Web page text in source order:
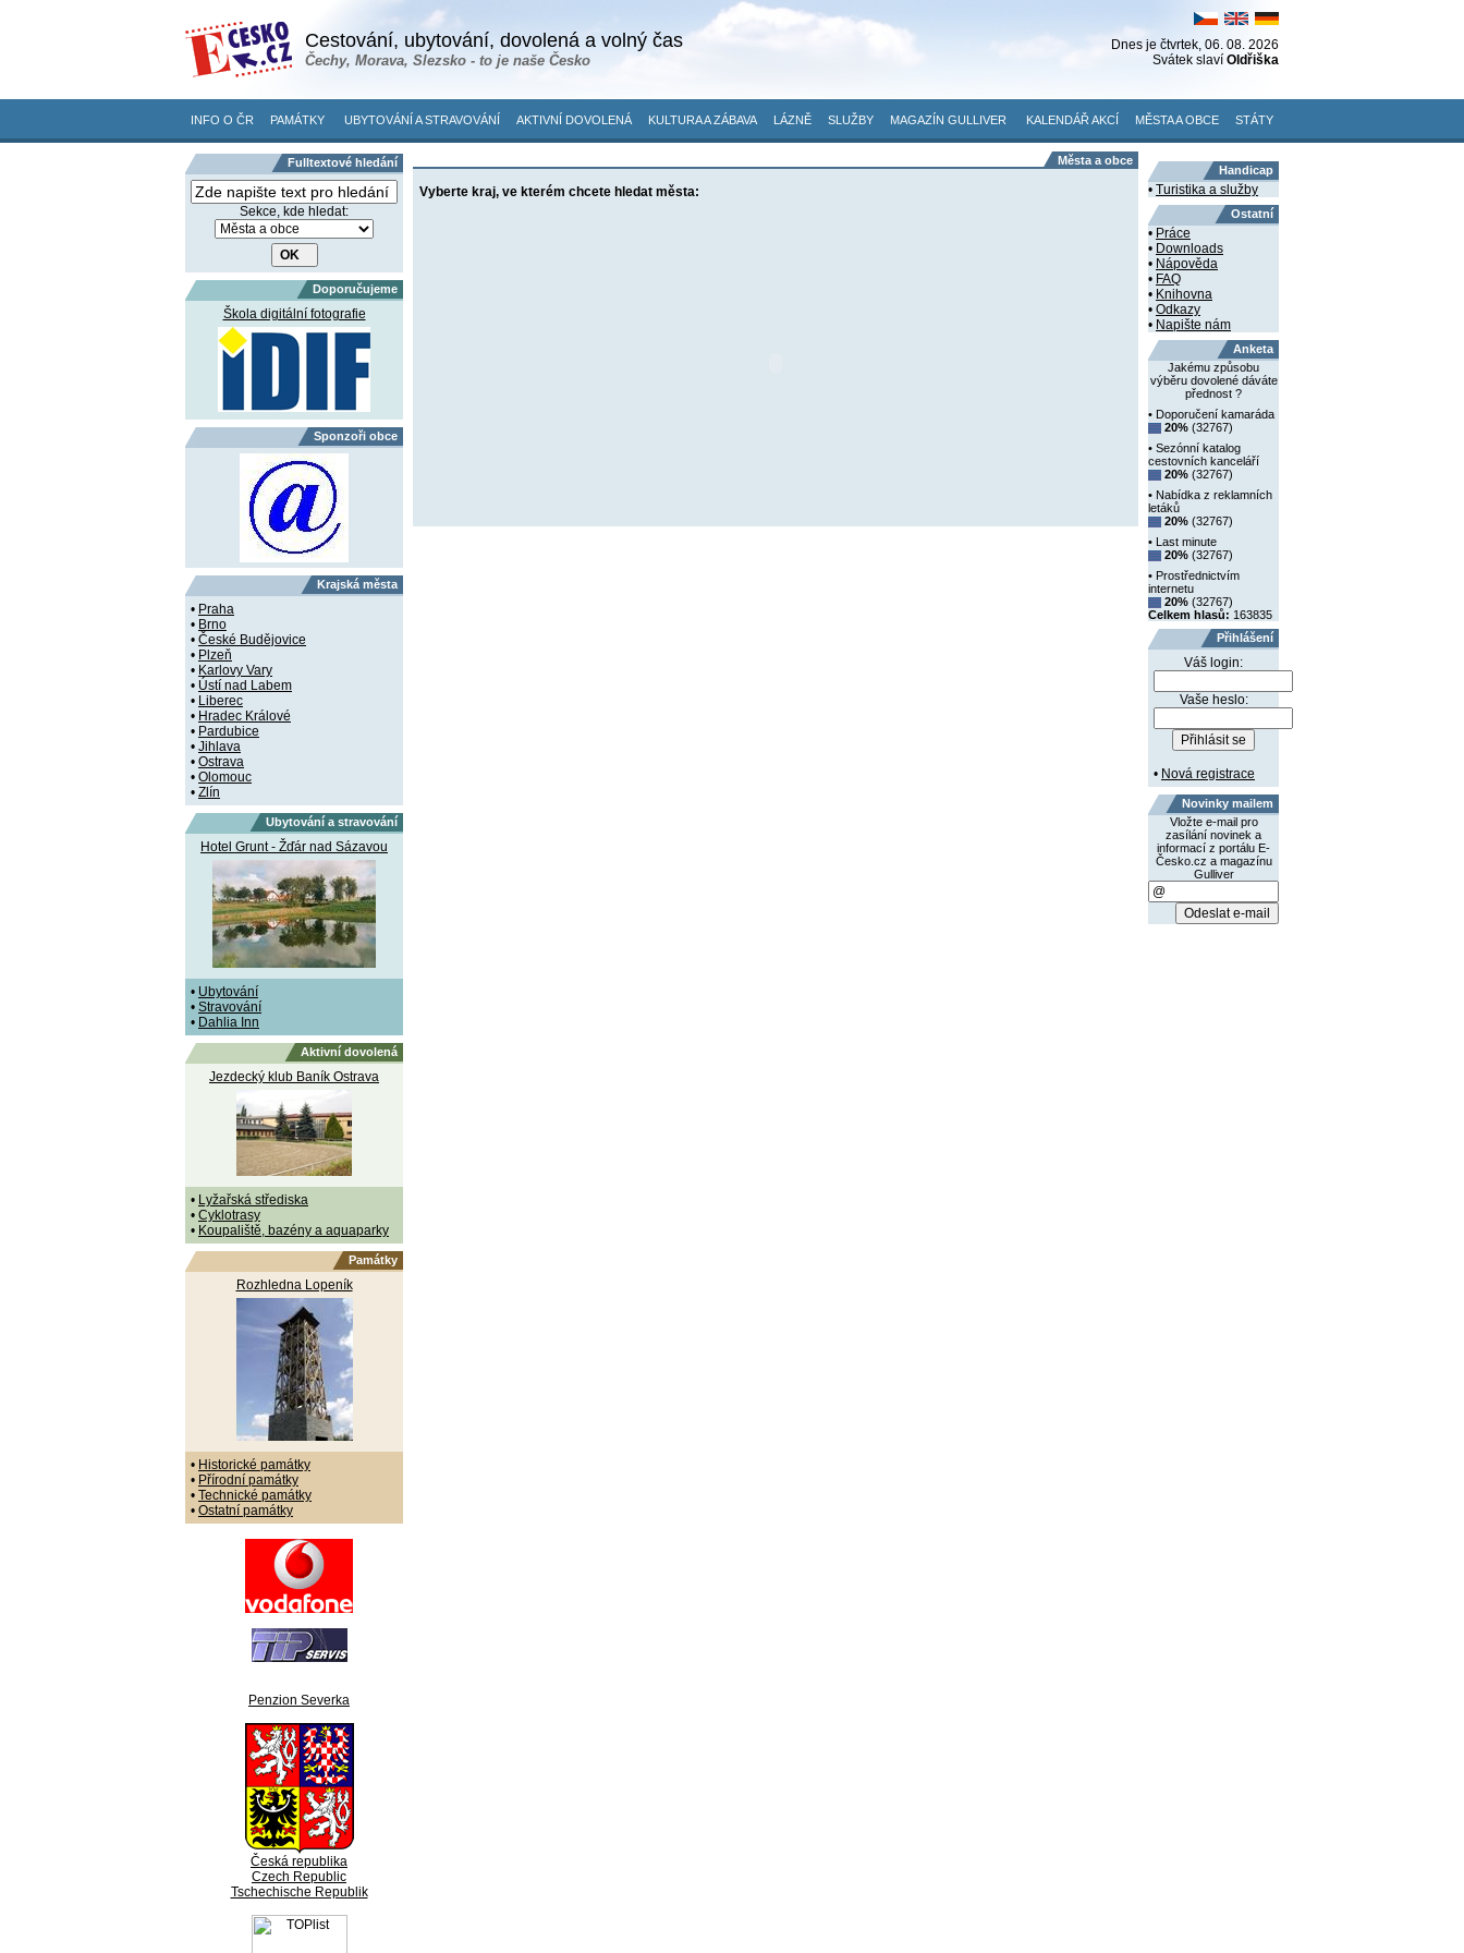
Cestování, ubytování, dovolená a volný čas
Čechy, Morava, Slezsko - to je naše Česko
Dnes je čtvrtek, 06. 08. 2026
Svátek slaví Oldřiška
INFO O ČR PAMÁTKY UBYTOVÁNÍ A STRAVOVÁNÍ AKTIVNÍ DOVOLENÁ KULTURA A ZÁBAVA LÁZNĚ SLUŽBY MAGAZÍN GULLIVER KALENDÁŘ AKCÍ MĚSTA A OBCE STÁTY
Fulltextové hledání
Sekce, kde hledat:
Doporučujeme
Škola digitální fotografie
Sponzoři obce
Krajská města
• Praha
• Brno
• České Budějovice
• Plzeň
• Karlovy Vary
• Ústí nad Labem
• Liberec
• Hradec Králové
• Pardubice
• Jihlava
• Ostrava
• Olomouc
• Zlín
Ubytování a stravování
Hotel Grunt - Žďár nad Sázavou
• Ubytování
• Stravování
• Dahlia Inn
Aktivní dovolená
Jezdecký klub Baník Ostrava
• Lyžařská střediska
• Cyklotrasy
• Koupaliště, bazény a aquaparky
Památky
Rozhledna Lopeník
• Historické památky
• Přírodní památky
• Technické památky
• Ostatní památky
Penzion Severka
Česká republika
Czech Republic
Tschechische Republik
Města a obce
Vyberte kraj, ve kterém chcete hledat města:
Handicap
• Turistika a služby
Ostatní
• Práce
• Downloads
• Nápověda
• FAQ
• Knihovna
• Odkazy
• Napište nám
Anketa
Jakému způsobu
výběru dovolené dáváte
přednost ?
• Doporučení kamaráda
20% (32767)
• Sezónní katalog
cestovních kanceláří
20% (32767)
• Nabídka z reklamních
letáků
20% (32767)
• Last minute
20% (32767)
• Prostřednictvím
internetu
20% (32767)
Celkem hlasů: 163835
Přihlášení
Váš login:
Vaše heslo:
• Nová registrace
Novinky mailem
Vložte e-mail pro
zasílání novinek a
informací z portálu E-
Česko.cz a magazínu
Gulliver